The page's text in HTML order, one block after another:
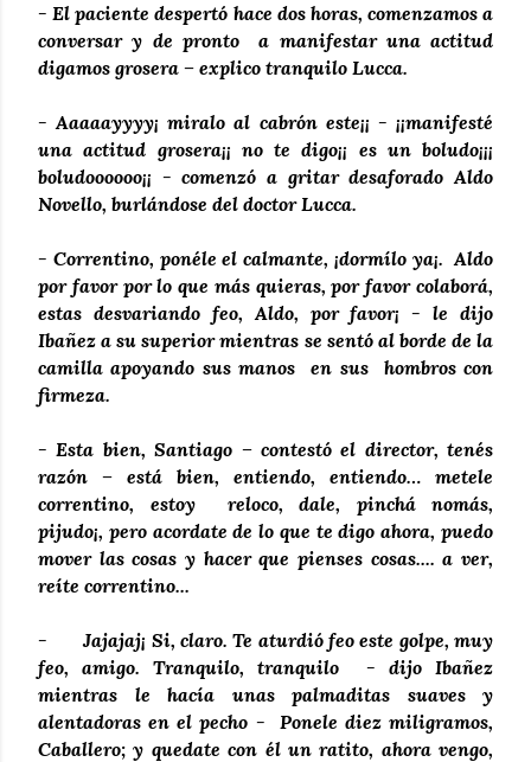
- El paciente despertó hace dos horas, comenzamos a
conversar y de pronto a manifestar una actitud
digamos grosera – explico tranquilo Lucca.
- Aaaaayyyy¡ miralo al cabrón este¡¡ - ¡¡manifesté
una actitud grosera¡¡ no te digo¡¡ es un boludo¡¡¡
boludoooooo¡¡ - comenzó a gritar desaforado Aldo
Novello, burlándose del doctor Lucca.
- Correntino, ponéle el calmante, ¡dormílo ya¡. Aldo
por favor por lo que más quieras, por favor colaborá,
estas desvariando feo, Aldo, por favor¡ - le dijo
Ibañez a su superior mientras se sentó al borde de la
camilla apoyando sus manos en sus hombros con
firmeza.
- Esta bien, Santiago – contestó el director, tenés
razón – está bien, entiendo, entiendo… metele
correntino, estoy reloco, dale, pinchá nomás,
pijudo¡, pero acordate de lo que te digo ahora, puedo
mover las cosas y hacer que pienses cosas.... a ver,
reíte correntino...
- Jajajaj¡ Si, claro. Te aturdió feo este golpe, muy
feo, amigo. Tranquilo, tranquilo - dijo Ibañez
mientras le hacía unas palmaditas suaves y
alentadoras en el pecho - Ponele diez miligramos,
Caballero; y quedate con él un ratito, ahora vengo,